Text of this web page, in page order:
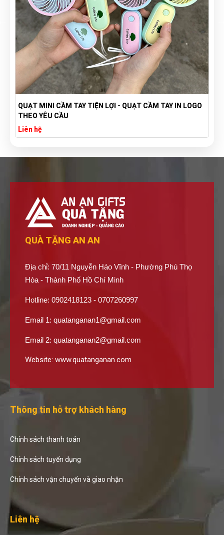
TÚI VẢI BỐ CANVAS IN LOGO THEO YÊU CẦU GIÁ RẺ -
XƯỞNG SẢN XUẤT TÚI VẢI CANVAS
Liên hệ
QUÀ TẶNG AN AN
Địa chỉ: 70/11 Nguyễn Háo Vĩnh - Phường Phú Thọ
Hòa - Thành Phố Hồ Chí Minh
Hotline: 0902418123 - 0707260997
Email 1: quatanganan1@gmail.com
Email 2: quatanganan2@gmail.com
Website: www.quatanganan.com
Thông tin hỗ trợ khách hàng
Chính sách thanh toán
Chính sách tuyển dụng
Chính sách vận chuyển và giao nhận
Liên hệ